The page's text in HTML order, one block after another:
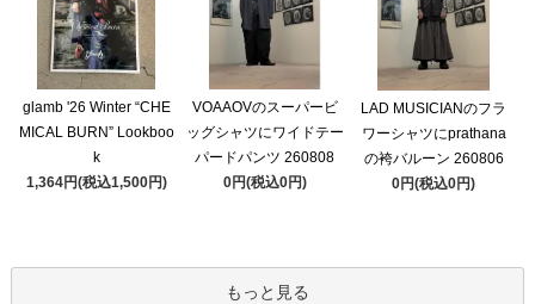
glamb '26 Winter “CHE
MICAL BURN” Lookboo
k
1,364円(税込1,500円)
VOAAOVのスーパービ
ッグシャツにワイドテー
パードパンツ 260808
0円(税込0円)
LAD MUSICIANのフラ
ワーシャツにprathana
の袴バルーン 260806
0円(税込0円)
もっと見る